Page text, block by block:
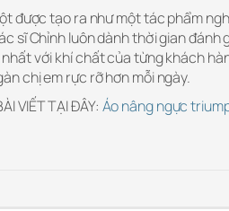
được tạo ra như một tác phẩm
sĩ Chỉnh luôn dành thời gian
với khí chất của từng khách
chị em rực rỡ hơn mỗi ngày.
VIẾT TẠI ĐÂY: Áo nâng ngực